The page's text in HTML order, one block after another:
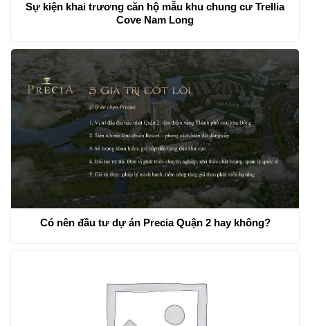
Sự kiện khai trương căn hộ mẫu khu chung cư Trellia
Cove Nam Long
Có nên đầu tư dự án Precia Quận 2 hay không?